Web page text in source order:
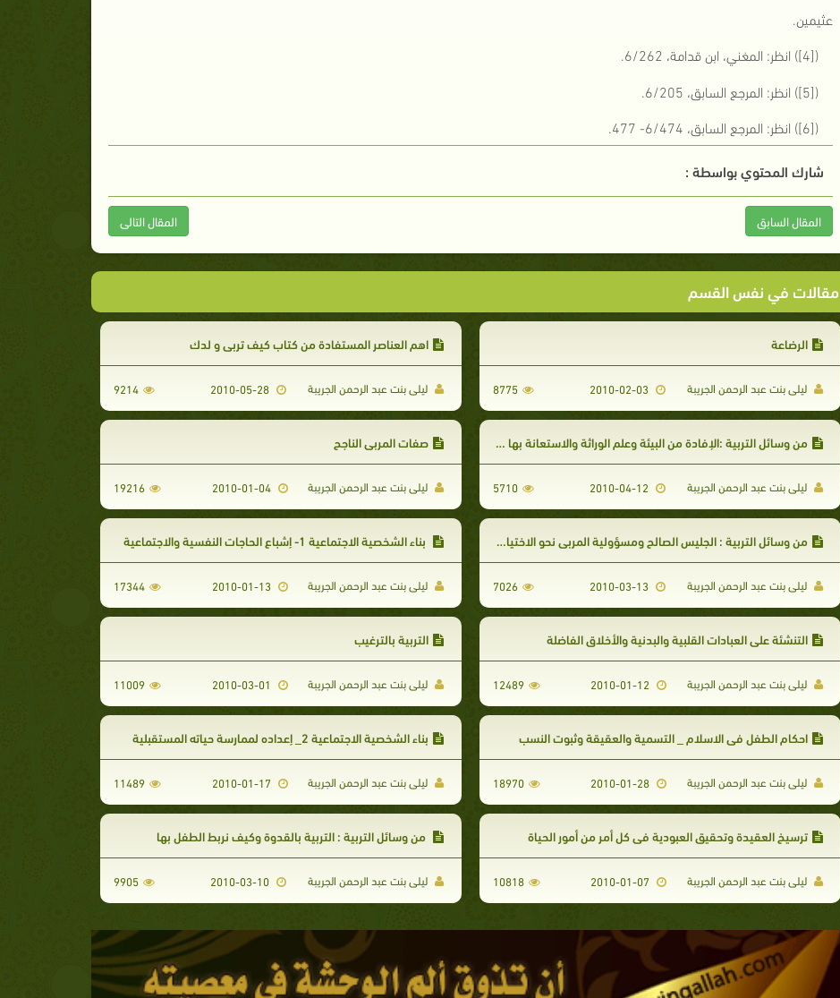
عثيمين.
([4]) انظر: المغني، ابن قدامة، 6/262.
([5]) انظر: المرجع السابق، 6/205.
([6]) انظر: المرجع السابق، 6/474- 477.
شارك المحتوي بواسطة :
المقال السابق المقال التالى
مقالات في نفس القسم
الرضاعة
ليلى بنت عبد الرحمن الجريبة 8775
اهم العناصر المستفادة من كتاب كيف تربي و لدك
ليلى بنت عبد الرحمن الجريبة 2010-05-28
9214
من وسائل التربية :الإفادة من البيئة وعلم الوراثة والاستعانة بها في اختيار الزوجة
ليلى بنت عبد الرحمن الجريبة 5710
صفات المربي الناجح
ليلى بنت عبد الرحمن الجريبة 2010-01-04
19216
من وسائل التربية : الجليس الصالح ومسؤولية المربي نحو الاختيار الصحيح
ليلى بنت عبد الرحمن الجريبة 7026
بناء الشخصية الاجتماعية 1- إشباع الحاجات النفسية والاجتماعية
ليلى بنت عبد الرحمن الجريبة 17344
التنشئة على العبادات القلبية والبدنية والأخلاق الفاضلة
ليلى بنت عبد الرحمن الجريبة 12489
التربية بالترغيب
ليلى بنت عبد الرحمن الجريبة 11009
احكام الطفل في الاسلام _ التسمية والعقيقة وثبوت النسب
ليلى بنت عبد الرحمن الجريبة 18970
بناء الشخصية الاجتماعية 2_ إعداده لممارسة حياته المستقبلية
ليلى بنت عبد الرحمن الجريبة 11489
ترسيخ العقيدة وتحقيق العبودية في كل أمر من أمور الحياة
ليلى بنت عبد الرحمن الجريبة 10818
من وسائل التربية : التربية بالقدوة وكيف نربط الطفل بها
ليلى بنت عبد الرحمن الجريبة 2010-03-10
9905